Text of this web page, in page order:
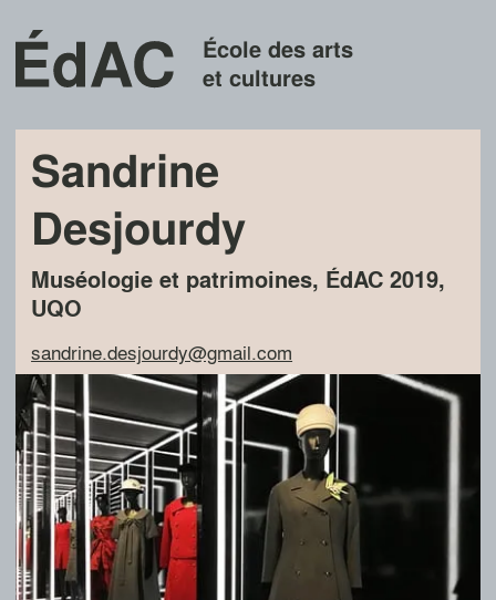
École des arts
et cultures
Sandrine
Desjourdy
Muséologie et patrimoines, ÉdAC 2019,
UQO
sandrine.desjourdy@gmail.com